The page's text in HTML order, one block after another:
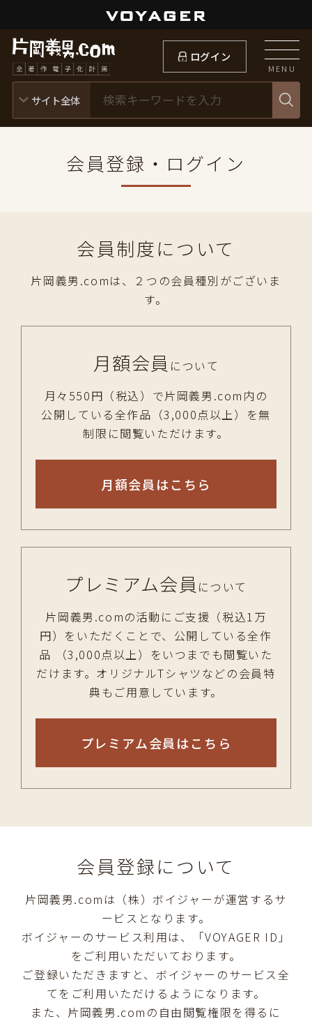
ログイン
MENU
会員登録・ログイン
会員制度について
片岡義男.comは、２つの会員種別がございま
す。
月額会員 について
月々550円（税込）で片岡義男.com内の
公開している全作品（3,000点以上）を無
制限に閲覧いただけます。
月額会員はこちら
プレミアム会員 について
片岡義男.comの活動にご支援（税込1万
円）をいただくことで、公開している全作
品 （3,000点以上）をいつまでも閲覧いた
だけます。オリジナルTシャツなどの会員特
典もご用意しています。
プレミアム会員はこちら
会員登録について
片岡義男.comは（株）ボイジャーが運営するサ
ービスとなります。
ボイジャーのサービス利用は、「VOYAGER ID」
をご利用いただいております。
ご登録いただきますと、ボイジャーのサービス全
てをご利用いただけるようになります。
また、片岡義男.comの自由閲覧権限を得るに